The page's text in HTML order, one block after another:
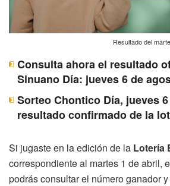
Resultado del
Consulta ahora el resultado
Sinuano Día: jueves 6 de
Sorteo Chontico Día, jueves
resultado confirmado de la
Si jugaste en la edición de la Lotería
correspondiente al martes 1 de abril,
podrás consultar el número ganador